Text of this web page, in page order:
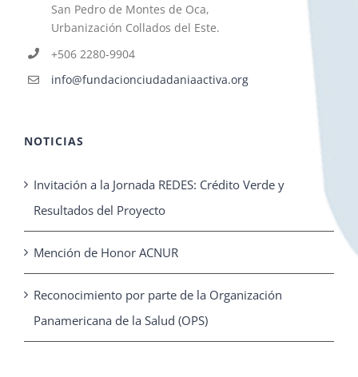
San Pedro de Montes de Oca,
Urbanización Collados del Este.
+506 2280-9904
info@fundacionciudadaniaactiva.org
NOTICIAS
Invitación a la Jornada REDES: Crédito Verde y
Resultados del Proyecto
Mención de Honor ACNUR
Reconocimiento por parte de la Organización
Panamericana de la Salud (OPS)